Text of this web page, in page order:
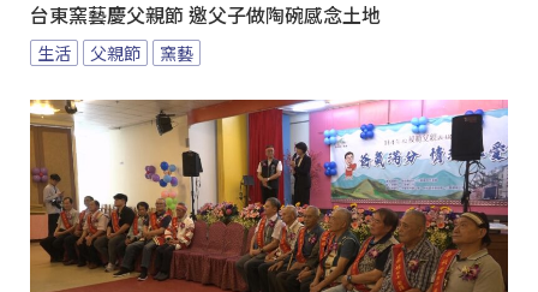
台東窯藝慶父親節 邀父子做陶碗感念土地
生活 父親節 窯藝